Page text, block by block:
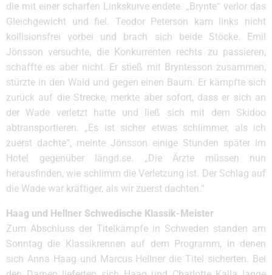
die mit einer scharfen Linkskurve endete. „Brynte“ verlor das
Gleichgewicht und fiel. Teodor Peterson kam links nicht
kollisionsfrei vorbei und brach sich beide Stöcke. Emil
Jönsson versuchte, die Konkurrenten rechts zu passieren,
schaffte es aber nicht. Er stieß mit Bryntesson zusammen,
stürzte in den Wald und gegen einen Baum. Er kämpfte sich
zurück auf die Strecke, merkte aber sofort, dass er sich an
der Wade verletzt hatte und ließ sich mit dem Skidoo
abtransportieren. „Es ist sicher etwas schlimmer, als ich
zuerst dachte“, meinte Jönsson einige Stunden später im
Hotel gegenüber längd.se. „Die Ärzte müssen nun
herausfinden, wie schlimm die Verletzung ist. Der Schlag auf
die Wade war kräftiger, als wir zuerst dachten.“
Haag und Hellner Schwedische Klassik-Meister
Zum Abschluss der Titelkämpfe in Schweden standen am
Sonntag die Klassikrennen auf dem Programm, in denen
sich Anna Haag und Marcus Hellner die Titel sicherten. Bei